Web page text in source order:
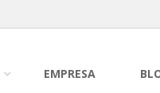
EMPRESA